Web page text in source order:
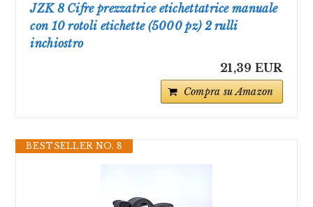
JZK 8 Cifre prezzatrice etichettatrice manuale
con 10 rotoli etichette (5000 pz) 2 rulli
inchiostro
21,39 EUR
Compra su Amazon
BESTSELLER NO. 8